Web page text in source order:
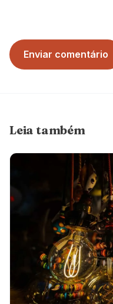
Enviar comentário
Leia também